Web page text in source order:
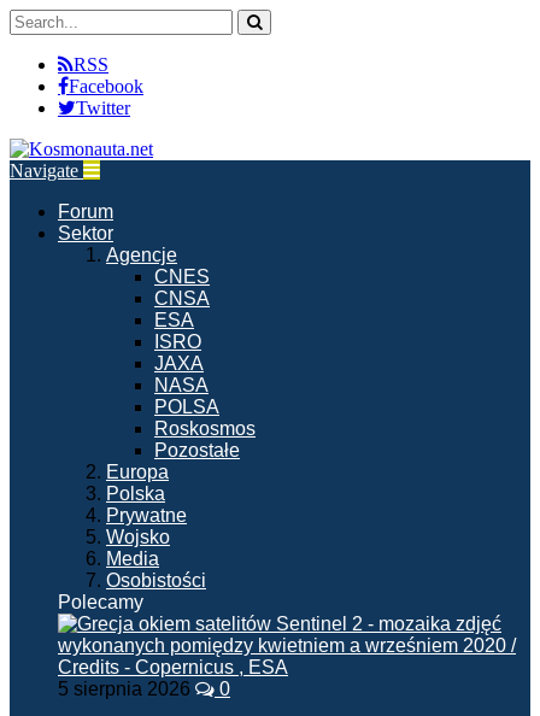
RSS
Facebook
Twitter
Navigate
Forum
Sektor
Agencje
CNES
CNSA
ESA
ISRO
JAXA
NASA
POLSA
Roskosmos
Pozostałe
Europa
Polska
Prywatne
Wojsko
Media
Osobistości
Polecamy
5 sierpnia 2026 0